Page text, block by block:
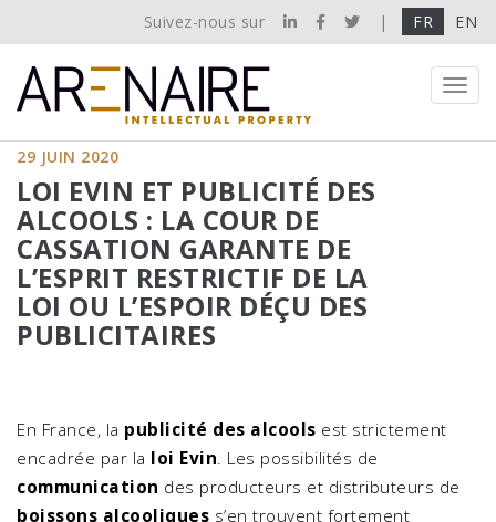
Suivez-nous sur | FR EN
29 JUIN 2020
LOI EVIN ET PUBLICITÉ DES
ALCOOLS : LA COUR DE
CASSATION GARANTE DE
L’ESPRIT RESTRICTIF DE LA
LOI OU L’ESPOIR DÉÇU DES
PUBLICITAIRES
En France, la publicité des alcools est strictement
encadrée par la loi Evin. Les possibilités de
communication des producteurs et distributeurs de
boissons alcooliques s’en trouvent fortement